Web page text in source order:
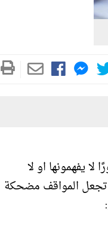
يفهمونها او لا
تجعل المواقف مضحكة